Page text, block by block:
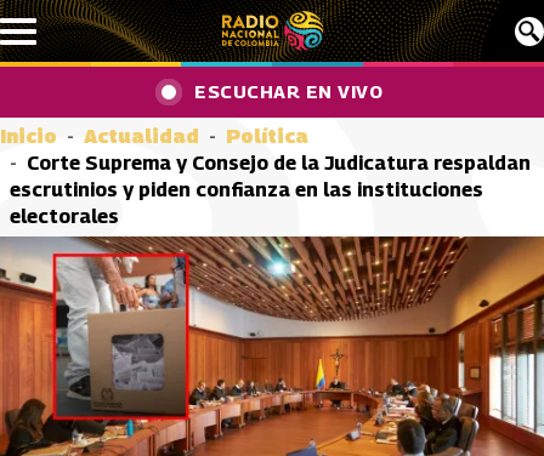
Pasar al contenido principal
ESCUCHAR EN VIVO
Inicio Actualidad
Política
Corte Suprema y Consejo de la Judicatura respaldan
escrutinios y piden confianza en las instituciones
electorales